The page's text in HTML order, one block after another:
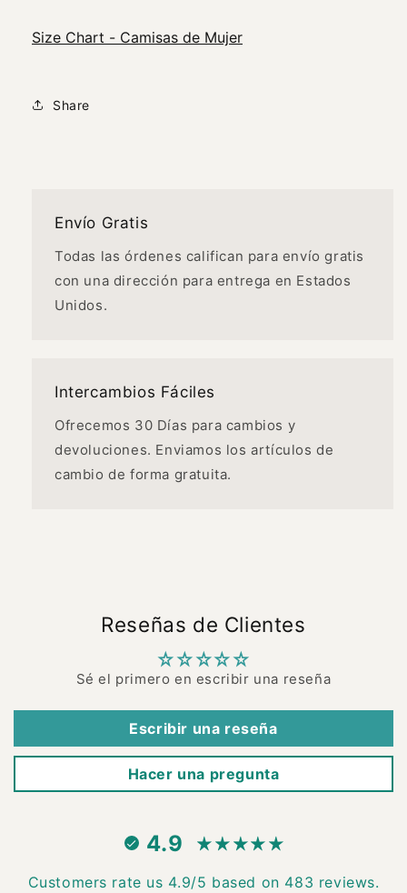
Size Chart - Camisas de Mujer
Share
Envío Gratis
Todas las órdenes califican para envío gratis
con una dirección para entrega en Estados
Unidos.
Intercambios Fáciles
Ofrecemos 30 Días para cambios y
devoluciones. Enviamos los artículos de
cambio de forma gratuita.
Reseñas de Clientes
Sé el primero en escribir una reseña
Escribir una reseña
Hacer una pregunta
4.9
Customers rate us 4.9/5 based on 483 reviews.